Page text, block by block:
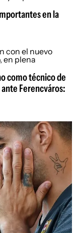
en la
como técnico de
Ferencváros: